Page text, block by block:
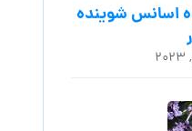
اسانس شوینده